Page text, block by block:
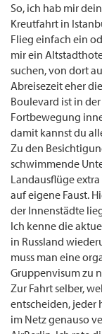
So, ich hab mir
Kreutfahrt in
Flieg einfach ein
mir ein
suchen, von dort
Abreisezeit eher
Boulevard ist in
Fortbewegung
damit kannst du
Zu den
schwimmende
Landausflüge
auf eigene Faust.
der Innenstädte
Ich kenne die
in Russland
muss man eine
Gruppenvisum zu
Zur Fahrt selber,
entscheiden, jeder
im Netz genauso